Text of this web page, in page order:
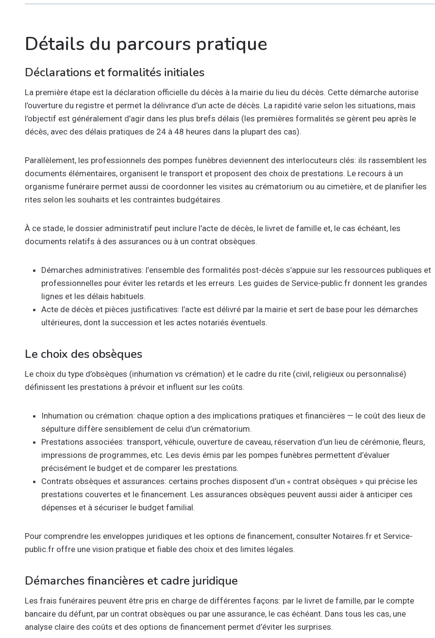
Détails du parcours pratique
Déclarations et formalités initiales
La première étape est la déclaration officielle du décès à la mairie du lieu du décès. Cette démarche autorise
l’ouverture du registre et permet la délivrance d’un acte de décès. La rapidité varie selon les situations, mais
l’objectif est généralement d’agir dans les plus brefs délais (les premières formalités se gèrent peu après le
décès, avec des délais pratiques de 24 à 48 heures dans la plupart des cas).
Parallèlement, les professionnels des pompes funèbres deviennent des interlocuteurs clés: ils rassemblent les
documents élémentaires, organisent le transport et proposent des choix de prestations. Le recours à un
organisme funéraire permet aussi de coordonner les visites au crématorium ou au cimetière, et de planifier les
rites selon les souhaits et les contraintes budgétaires.
À ce stade, le dossier administratif peut inclure l’acte de décès, le livret de famille et, le cas échéant, les
documents relatifs à des assurances ou à un contrat obsèques.
Démarches administratives: l’ensemble des formalités post-décès s’appuie sur les ressources publiques et
professionnelles pour éviter les retards et les erreurs. Les guides de Service-public.fr donnent les grandes
lignes et les délais habituels.
Acte de décès et pièces justificatives: l’acte est délivré par la mairie et sert de base pour les démarches
ultérieures, dont la succession et les actes notariés éventuels.
Le choix des obsèques
Le choix du type d’obsèques (inhumation vs crémation) et le cadre du rite (civil, religieux ou personnalisé)
définissent les prestations à prévoir et influent sur les coûts.
Inhumation ou crémation: chaque option a des implications pratiques et financières — le coût des lieux de
sépulture diffère sensiblement de celui d’un crématorium.
Prestations associées: transport, véhicule, ouverture de caveau, réservation d’un lieu de cérémonie, fleurs,
impressions de programmes, etc. Les devis émis par les pompes funèbres permettent d’évaluer
précisément le budget et de comparer les prestations.
Contrats obsèques et assurances: certains proches disposent d’un « contrat obsèques » qui précise les
prestations couvertes et le financement. Les assurances obsèques peuvent aussi aider à anticiper ces
dépenses et à sécuriser le budget familial.
Pour comprendre les enveloppes juridiques et les options de financement, consulter Notaires.fr et Service-
public.fr offre une vision pratique et fiable des choix et des limites légales.
Démarches financières et cadre juridique
Les frais funéraires peuvent être pris en charge de différentes façons: par le livret de famille, par le compte
bancaire du défunt, par un contrat obsèques ou par une assurance, le cas échéant. Dans tous les cas, une
analyse claire des coûts et des options de financement permet d’éviter les surprises.